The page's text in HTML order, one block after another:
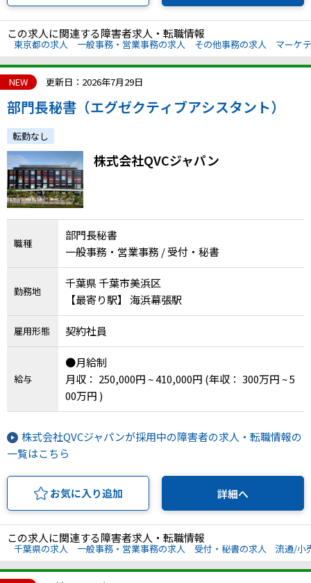
この求人に関連する障害者求人・転職情報
東京都の求人 一般事務・営業事務の求人 その他事務の求人 マーケ
NEW 更新日：2026年7月29日
部門長秘書（エグゼクティブアシスタント）
転勤なし
株式会社QVCジャパン
職種
部門長秘書
一般事務・営業事務 / 受付・秘書
勤務地
千葉県 千葉市美浜区
【最寄り駅】 海浜幕張駅
雇用形態 契約社員
給与
●月給制
月収： 250,000円 ~ 410,000円 (年収： 300万円 ~ 5
00万円 )
株式会社QVCジャパンが採用中の障害者の求人・転職情報の
一覧はこちら
お気に入り追加 詳細へ
この求人に関連する障害者求人・転職情報
千葉県の求人 一般事務・営業事務の求人 受付・秘書の求人 流通/小